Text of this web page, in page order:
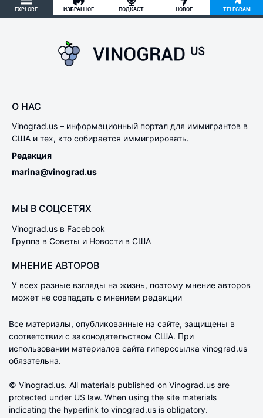
EXPLORE ИЗБРАННОЕ ПОДКАСТ НОВОЕ TELEGRAM
О НАС
Vinograd.us – информационный портал для иммигрантов в
США и тех, кто собирается иммигрировать.
Редакция
marina@vinograd.us
МЫ В СОЦСЕТЯХ
Vinograd.us в Facebook
Группа в Советы и Новости в США
МНЕНИЕ АВТОРОВ
У всех разные взгляды на жизнь, поэтому мнение авторов
может не совпадать с мнением редакции
Все материалы, опубликованные на сайте, защищены в
соответствии с законодательством США. При
использовании материалов сайта гиперссылка vinograd.us
обязательна.
© Vinograd.us. All materials published on Vinograd.us are
protected under US law. When using the site materials
indicating the hyperlink to vinograd.us is obligatory.